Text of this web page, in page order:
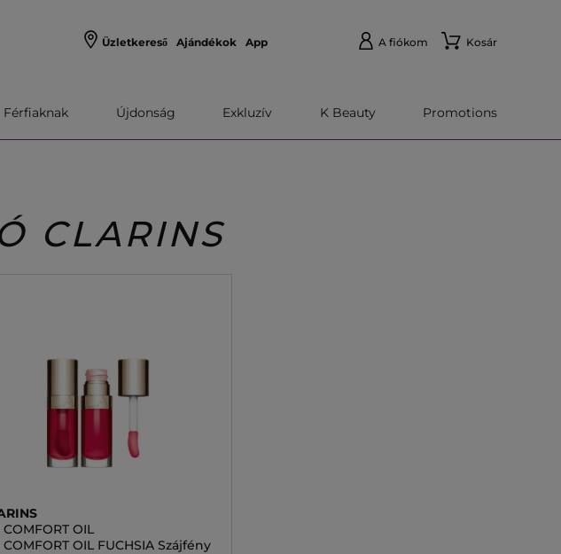
Üzletkereső Ajándékok App A fiókom Kosár
Férfiaknak Újdonság Exkluzív K Beauty Promotions
CLARINS
COMFORT OIL
COMFORT OIL FUCHSIA Szájfény